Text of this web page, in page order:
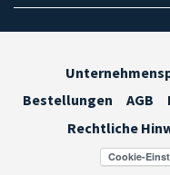
Bestellungen
AGB
Rechtliche
Cookie-